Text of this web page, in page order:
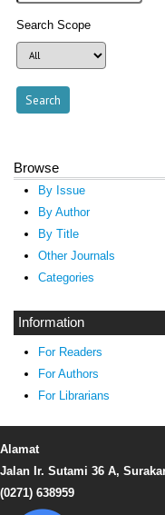
Search Scope
Browse
By Issue
By Author
By Title
Other Journals
Categories
Information
For Readers
For Authors
For Librarians
Alamat
Jalan Ir. Sutami 36 A,
(0271) 638959